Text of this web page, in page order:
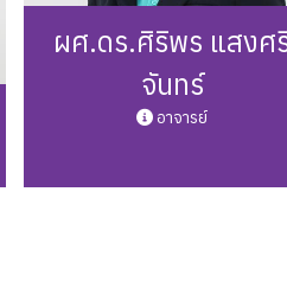
ผศ.ดร.ศิริพร แสงศ
จันทร์
อาจารย์